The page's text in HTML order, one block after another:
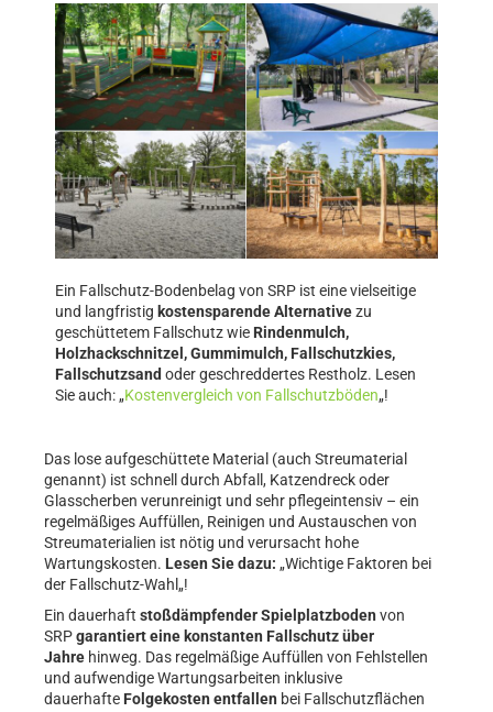
Ein Fallschutz-Bodenbelag von SRP ist eine vielseitige
und langfristig kostensparende Alternativezu
geschüttetem Fallschutz wie Rindenmulch,
Holzhackschnitzel, Gummimulch, Fallschutzkies,
Fallschutzsand oder geschreddertes Restholz. Lesen
Sie auch: „Kostenvergleich von Fallschutzböden„!
Das lose aufgeschüttete Material (auch Streumaterial
genannt) ist schnell durch Abfall, Katzendreck oder
Glasscherben verunreinigt und sehr pflegeintensiv – ein
regelmäßiges Auffüllen, Reinigen und Austauschen von
Streumaterialien ist nötig und verursacht hohe
Wartungskosten. Lesen Sie dazu: „Wichtige Faktoren bei
der Fallschutz-Wahl„!
Ein dauerhaft stoßdämpfender Spielplatzboden von
SRPgarantiert eine konstanten Fallschutz über
Jahre hinweg. Das regelmäßige Auffüllen von Fehlstellen
und aufwendige Wartungsarbeiten inklusive
dauerhafte Folgekosten entfallen bei Fallschutzflächen